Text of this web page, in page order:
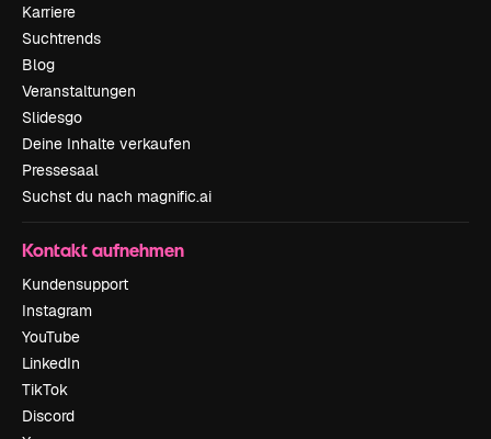
Karriere
Suchtrends
Blog
Veranstaltungen
Slidesgo
Deine Inhalte verkaufen
Pressesaal
Suchst du nach magnific.ai
Kontakt aufnehmen
Kundensupport
Instagram
YouTube
LinkedIn
TikTok
Discord